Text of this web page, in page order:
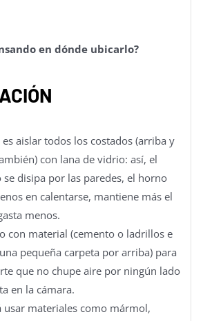
en dónde ubicarlo?
es aislar todos los costados (arriba y
con lana de vidrio: así, el
se disipa por las paredes, el horno
en calentarse, mantiene más el
menos.
con material (cemento o ladrillos e
pequeña carpeta por arriba) para
que no chupe aire por ningún lado
en la cámara.
usar materiales como mármol,